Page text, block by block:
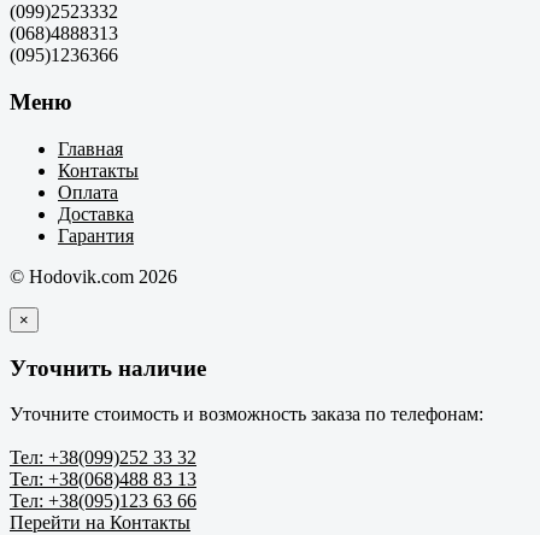
(099)2523332
(068)4888313
(095)1236366
Меню
Главная
Контакты
Оплата
Доставка
Гарантия
© Hodovik.com 2026
×
Уточнить наличие
Уточните стоимость и возможность заказа по телефонам:
Тел: +38(099)252 33 32
Тел: +38(068)488 83 13
Тел: +38(095)123 63 66
Перейти на Контакты